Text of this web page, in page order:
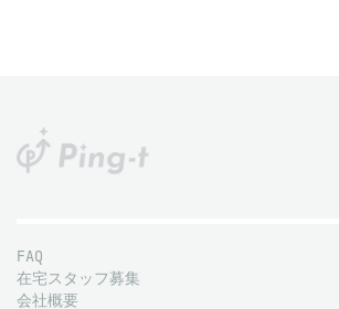
FAQ
在宅スタッフ募集
会社概要